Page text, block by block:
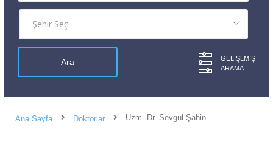
GELIŞLMIŞ
ARAMA
Ana Sayfa Doktorlar Uzm. Dr. Sevgül Şahin